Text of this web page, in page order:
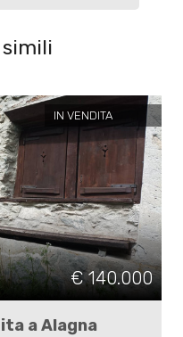
IN VENDITA
€ 140.000
a Alagna